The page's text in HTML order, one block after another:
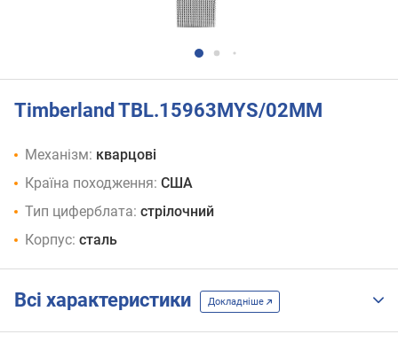
Timberland TBL.15963MYS/02MM
Механізм: кварцові
Країна походження: США
Тип циферблата: стрілочний
Корпус: сталь
Всі характеристики Докладніше